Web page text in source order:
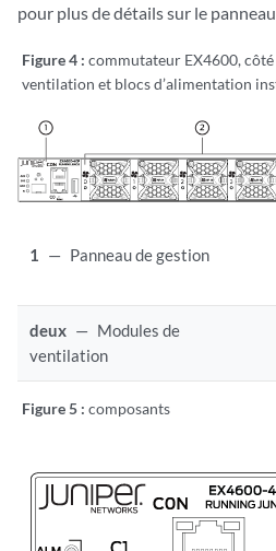
pour plus de détails sur le
Figure 4 : commutateur EX4600, côté
ventilation et blocs d’alimentation
1 — Panneau de gestion
deux — Modules de
ventilation
Figure 5 : composants